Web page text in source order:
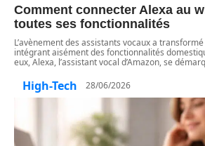
Comment connecter Alexa au
toutes ses fonctionnalités
L’avènement des assistants vocaux a
intégrant aisément des fonctionnalités
eux, Alexa, l’assistant vocal d’Amazon, se
High-Tech 28/06/2026